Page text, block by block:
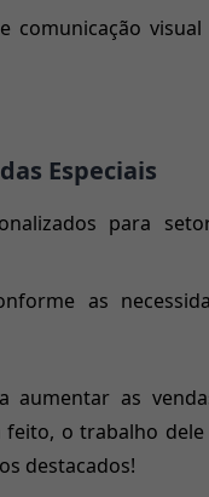
comunicação
Especiais
para
as
aumentar as
feito, o trabalho
destacados!